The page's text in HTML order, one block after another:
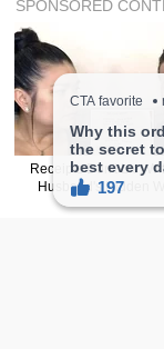
Share fie
赞助计划
我的收藏
服务条款